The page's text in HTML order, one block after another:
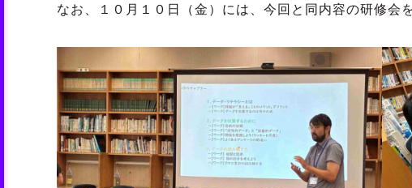
なお、１０月１０日（金）には、今回と同内容の研修会